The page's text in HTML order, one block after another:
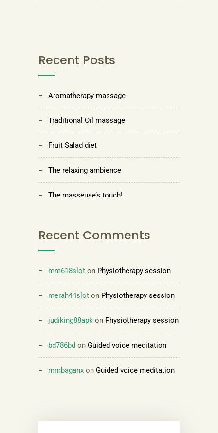
Recent Posts
Aromatherapy massage
Traditional Oil massage
Fruit Salad diet
The relaxing ambience
The masseuse’s touch!
Recent Comments
mm618slot on Physiotherapy session
merah44slot on Physiotherapy session
judiking88apk on Physiotherapy session
bd786bd on Guided voice meditation
mmbaganx on Guided voice meditation